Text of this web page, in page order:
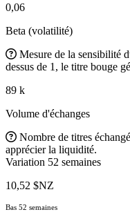
0,06
Beta (volatilité)
Mesure de la sensibilité
dessus de 1, le titre bouge
89 k
Volume d'échanges
Nombre de titres
apprécier la liquidité.
Variation 52 semaines
10,52 $NZ
Bas 52 semaines